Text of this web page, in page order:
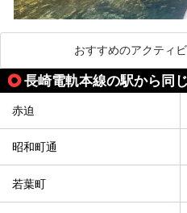
おすすめのアクティ
長崎電軌本線の駅から同
赤迫
昭和町通
若葉町